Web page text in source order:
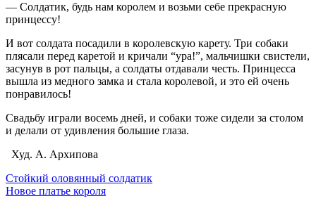
— Солдатик, будь нам королем и возьми себе прекрасную
принцессу!
И вот солдата посадили в королевскую карету. Три собаки
плясали перед каретой и кричали “ура!”, мальчишки свистели,
засунув в рот пальцы, а солдаты отдавали честь. Принцесса
вышла из медного замка и стала королевой, и это ей очень
понравилось!
Свадьбу играли восемь дней, и собаки тоже сидели за столом
и делали от удивления большие глаза.
Худ. А. Архипова
Стойкий оловянный солдатик
Новое платье короля